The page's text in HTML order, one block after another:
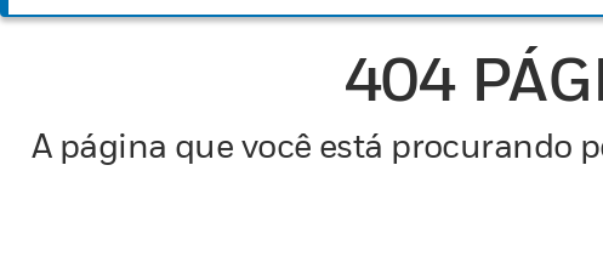
404
A página que você está procurando